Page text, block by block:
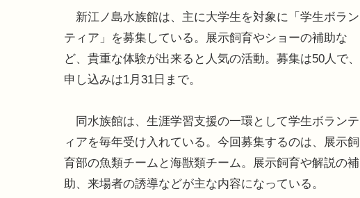
新江ノ島水族館は、主に大学生を対象に「学生ボラン
ティア」を募集している。展示飼育やショーの補助な
ど、貴重な体験が出来ると人気の活動。募集は50人で、
申し込みは1月31日まで。
同水族館は、生涯学習支援の一環として学生ボランテ
ィアを毎年受け入れている。今回募集するのは、展示飼
育部の魚類チームと海獣類チーム。展示飼育や解説の補
助、来場者の誘導などが主な内容になっている。